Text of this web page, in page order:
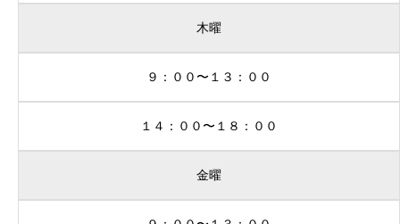
木曜
９：００〜１３：００
１４：００〜１８：００
金曜